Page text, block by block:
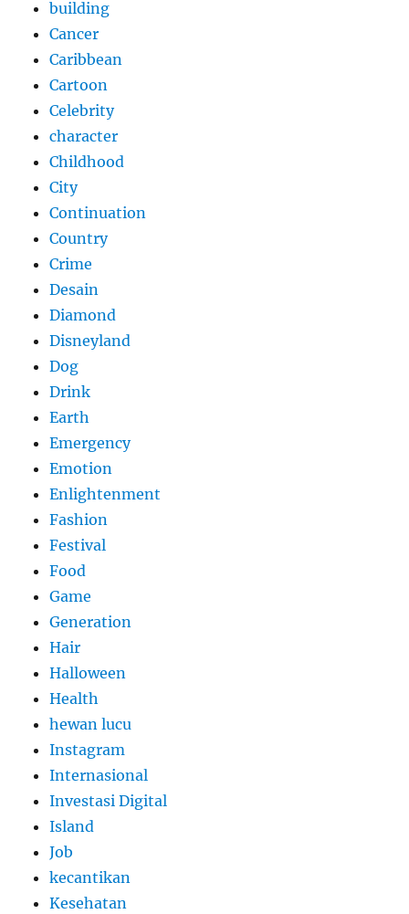
building
Cancer
Caribbean
Cartoon
Celebrity
character
Childhood
City
Continuation
Country
Crime
Desain
Diamond
Disneyland
Dog
Drink
Earth
Emergency
Emotion
Enlightenment
Fashion
Festival
Food
Game
Generation
Hair
Halloween
Health
hewan lucu
Instagram
Internasional
Investasi Digital
Island
Job
kecantikan
Kesehatan